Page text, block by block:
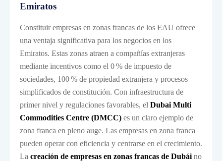
Emiratos
Constituir empresas en zonas francas de los EAU ofrece
una ventaja significativa para los negocios en los
Emiratos. Estas zonas atraen a compañías extranjeras
mediante incentivos como el 0 % de impuesto de
sociedades, 100 % de propiedad extranjera y procesos
simplificados de constitución. Con infraestructura de
primer nivel y regulaciones favorables, el Dubai Multi
Commodities Centre (DMCC) es un claro ejemplo de
zona franca en pleno auge. Las empresas en zona franca
pueden operar con eficiencia y centrarse en el crecimiento.
La creación de empresas en zonas francas de Dubái no